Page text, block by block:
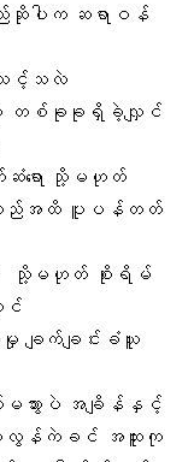
ည်ဆိုပါက ဆရာဝန်
သင့်သလဲ
ထဲမှ တစ်ခုခုရှိခဲ့လျှင်
ရော သို့မဟုတ်
သည်အထိ ပူပန်တတ်
၊ သို့မဟုတ် စိုးရိမ်
င်
မှု ချက်ချင်းခံယူ
မသွားပဲ အချိန်နှင့်
လွန်ကဲခင် အထူးကု